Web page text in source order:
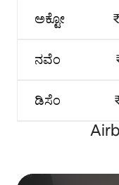
ಅಕ್ಟೋ
ನವೆಂ
ಡಿಸೆಂ